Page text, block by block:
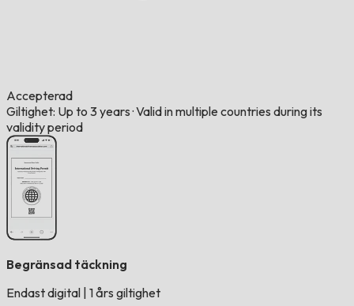
Accepterad
Giltighet: Up to 3 years ·Valid in multiple countries during its
validity period
Begränsad täckning
Endast digital 1 års giltighet